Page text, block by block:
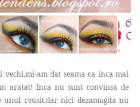
am dat seama ca inca mai
aratat! Inca nu sunt convinsa de
reusit,dar nici dezamagita nu